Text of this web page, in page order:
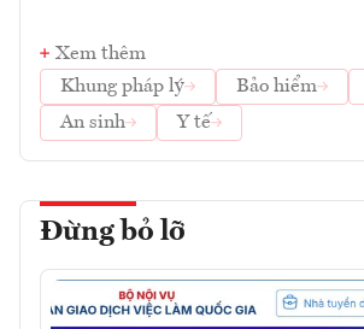
Xem thêm
Khung pháp lý
Bảo hiểm
An sinh
Y tế
Đừng bỏ lỡ